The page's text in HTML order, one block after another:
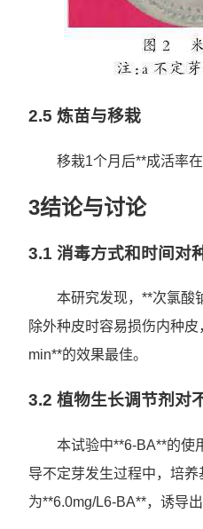
2.5 炼苗与移栽
移栽1个月后**成活率
3结论与讨论
3.1 消毒方式和时间对
本研究发现，**次氯酸
除外种皮时容易损伤内种
min**的效果最佳。
3.2 植物生长调节剂对
本试验中**6-BA**的使
导不定芽发生过程中，培
为**6.0mg/L6-BA**，诱导